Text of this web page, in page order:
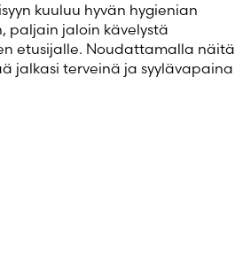
kuuluu hyvän hygienian
paljain jaloin kävelystä
etusijalle. Noudattamalla näitä
jalkasi terveinä ja syylävapaina